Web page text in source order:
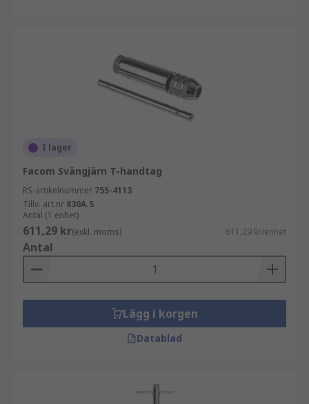
I lager
Facom Svängjärn T-handtag
RS-artikelnummer 755-4113
Tillv. art.nr 830A.5
Antal (1 enhet)
611,29 kr(exkl. moms) 611,29 kr/enhet
Antal
Lägg i korgen
Datablad